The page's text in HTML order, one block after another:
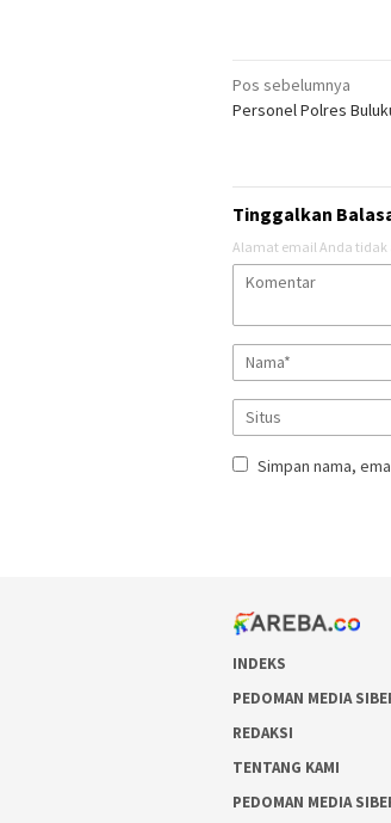
Navigasi
pos
Pos sebelumnya
Personel Polres
Tinggalkan
Alamat email Anda
Simpan nama,
INDEKS
PEDOMAN MEDIA
REDAKSI
TENTANG KAMI
PEDOMAN MEDIA